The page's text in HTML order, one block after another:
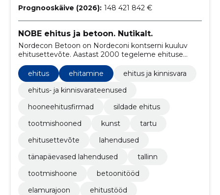
Prognooskäive (2026): 148 421 842 €
NOBE ehitus ja betoon. Nutikalt.
Nordecon Betoon on Nordeconi kontserni kuuluv
ehitusettevõte. Aastast 2000 tegeleme ehituse
peatöövõtu ja betoonitöödega.
ehitus
ehitamine
ehitus ja kinnisvara
ehitus- ja kinnisvarateenused
hooneehitusfirmad
sildade ehitus
tootmishooned
kunst
tartu
ehitusettevõte
lahendused
tänapäevased lahendused
tallinn
tootmishoone
betoonitööd
elamurajoon
ehitustööd